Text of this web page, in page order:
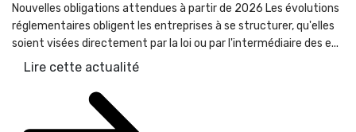
Nouvelles obligations attendues à partir de 2026 Les évolutions
réglementaires obligent les entreprises à se structurer, qu'elles
soient visées directement par la loi ou par l'intermédiaire des e...
Lire cette actualité